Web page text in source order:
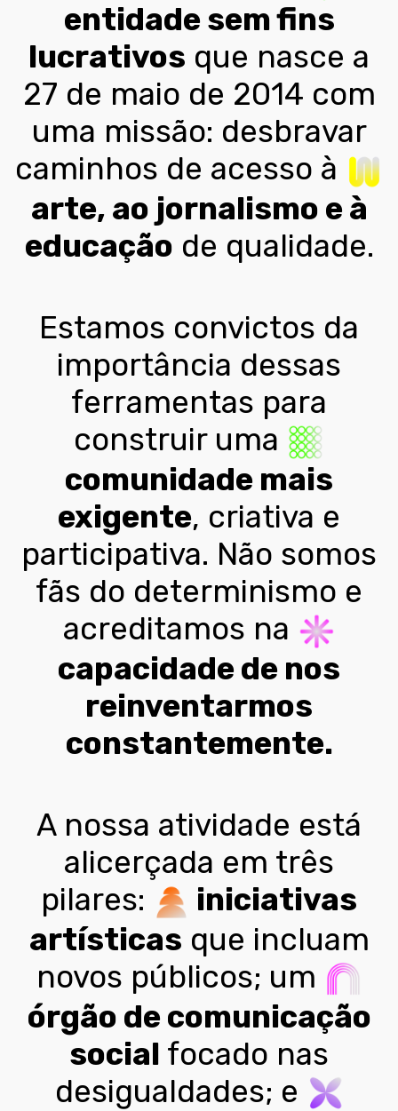
entidade sem fins
lucrativos que nasce a
27 de maio de 2014 com
uma missão: desbravar
caminhos de acesso à
arte, ao jornalismo e à
educação de qualidade.
Estamos convictos da
importância dessas
ferramentas para
construir uma
comunidade mais
exigente, criativa e
participativa. Não somos
fãs do determinismo e
acreditamos na
capacidade de nos
reinventarmos
constantemente.
A nossa atividade está
alicerçada em três
pilares:
iniciativas
artísticas que incluam
novos públicos; um
órgão de comunicação
social focado nas
desigualdades; e